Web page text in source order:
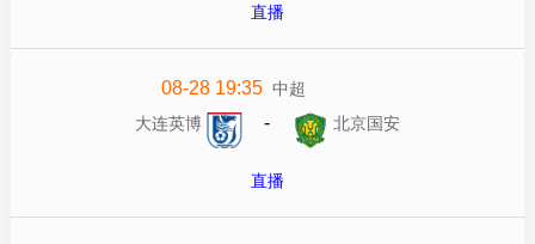
直播
08-28 19:35 中超
大连英博
- 北京国安
直播